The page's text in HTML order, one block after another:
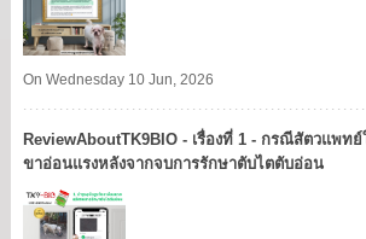
On Wednesday 10 Jun, 2026
ReviewAboutTK9BIO - เรื่องที่ 1 - กรณีสัตวแพท
ขาอ่อนแรงหลังจากจบการรักษาตับไตตับอ่อน